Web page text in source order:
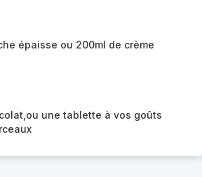
épaisse ou 200ml de crème
une tablette à vos goûts